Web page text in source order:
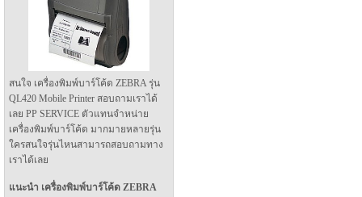
สนใจ เครื่องพิมพ์บาร์โค้ด ZEBRA รุ่น
QL420 Mobile Printer สอบถามเราได้
เลย PP SERVICE ตัวแทนจำหน่าย
เครื่องพิมพ์บาร์โค้ด มากมายหลายรุ่น
ใครสนใจรุ่นไหนสามารถสอบถามทาง
เราได้เลย
แนะนำ เครื่องพิมพ์บาร์โค้ด ZEBRA